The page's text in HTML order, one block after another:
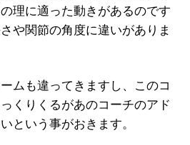
理に適った動きがあるのです
や関節の角度に違いがありま
ムも違ってきますし、このコ
くりくるがあのコーチのアド
という事がおきます。